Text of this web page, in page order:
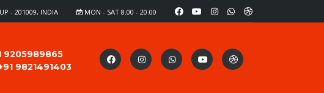
MON - SAT 8.00 - 20.00
- 201009, INDIA
9205989865
9821491403